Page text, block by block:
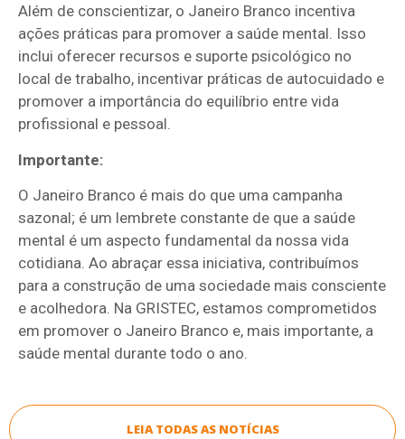
Além de conscientizar, o Janeiro Branco incentiva
ações práticas para promover a saúde mental. Isso
inclui oferecer recursos e suporte psicológico no
local de trabalho, incentivar práticas de autocuidado e
promover a importância do equilíbrio entre vida
profissional e pessoal.
Importante:
O Janeiro Branco é mais do que uma campanha
sazonal; é um lembrete constante de que a saúde
mental é um aspecto fundamental da nossa vida
cotidiana. Ao abraçar essa iniciativa, contribuímos
para a construção de uma sociedade mais consciente
e acolhedora. Na GRISTEC, estamos comprometidos
em promover o Janeiro Branco e, mais importante, a
saúde mental durante todo o ano.
LEIA TODAS AS NOTÍCIAS